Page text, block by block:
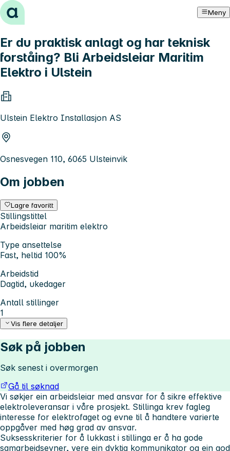
Hopp til innhold Meny
Er du praktisk anlagt og har teknisk
forståing? Bli Arbeidsleiar Maritim
Elektro i Ulstein
Ulstein Elektro Installasjon AS
Osnesvegen 110, 6065 Ulsteinvik
Om jobben
Lagre favoritt
Stillingstittel
Arbeidsleiar maritim elektro
Type ansettelse
Fast, heltid 100%
Arbeidstid
Dagtid, ukedager
Antall stillinger
1
Vis flere detaljer
Søk på jobben
Søk senest i overmorgen
Gå til søknad
Vi søkjer ein arbeidsleiar med ansvar for å sikre effektive
elektroleveransar i våre prosjekt. Stillinga krev fagleg
interesse for elektrofaget og evne til å handtere varierte
oppgåver med høg grad av ansvar.
Suksesskriterier for å lukkast i stillinga er å ha gode
samarbeidsevner, vere ein dyktig kommunikator og ein god